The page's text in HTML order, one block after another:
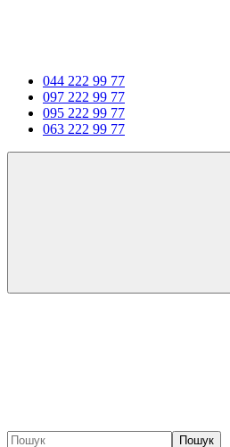
044 222 99 77
097 222 99 77
095 222 99 77
063 222 99 77
Пошук